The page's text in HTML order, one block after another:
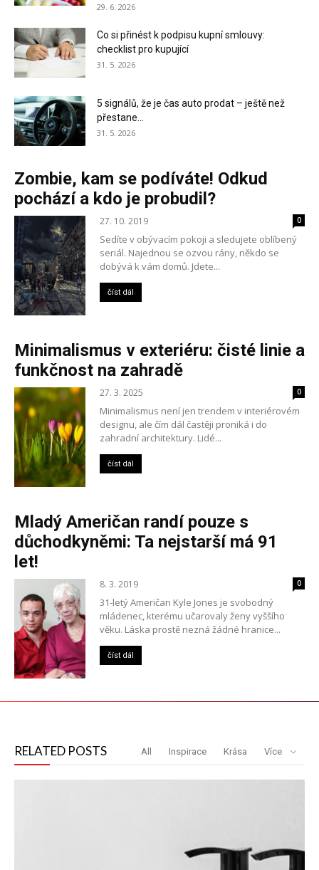
29. 6. 2026
Co si přinést k podpisu kupní smlouvy:
checklist pro kupující
31. 5. 2026
5 signálů, že je čas auto prodat – ještě než
přestane...
31. 5. 2026
Zombie, kam se podíváte! Odkud
pochází a kdo je probudil?
27. 10. 2019 0
Sedíte v obývacím pokoji a sledujete oblíbený
seriál. Najednou se ozvou rány, někdo se
dobývá k vám domů. Jdete...
číst dál
Minimalismus v exteriéru: čisté linie a
funkčnost na zahradě
27. 3. 2025 0
Minimalismus není jen trendem v interiérovém
designu, ale čím dál častěji proniká i do
zahradní architektury. Lidé...
číst dál
Mladý Američan randí pouze s
důchodkyněmi: Ta nejstarší má 91
let!
8. 3. 2019 0
31-letý Američan Kyle Jones je svobodný
mládenec, kterému učarovaly ženy vyššího
věku. Láska prostě nezná žádné hranice...
číst dál
RELATED POSTS All Inspirace Krása Více